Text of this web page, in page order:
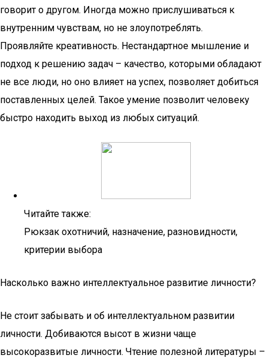
говорит о другом. Иногда можно прислушиваться к
внутренним чувствам, но не злоупотреблять.
Проявляйте креативность. Нестандартное мышление и
подход к решению задач – качество, которыми обладают
не все люди, но оно влияет на успех, позволяет добиться
поставленных целей. Такое умение позволит человеку
быстро находить выход из любых ситуаций.
Читайте также:
Рюкзак охотничий, назначение, разновидности,
критерии выбора
Насколько важно интеллектуальное развитие личности?
Не стоит забывать и об интеллектуальном развитии
личности. Добиваются высот в жизни чаще
высокоразвитые личности. Чтение полезной литературы –